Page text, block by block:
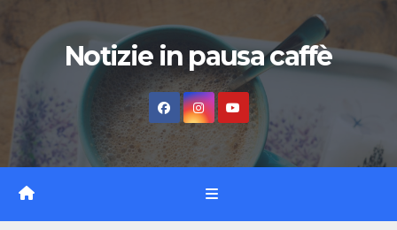
contenuto
Notizie in pausa caffè